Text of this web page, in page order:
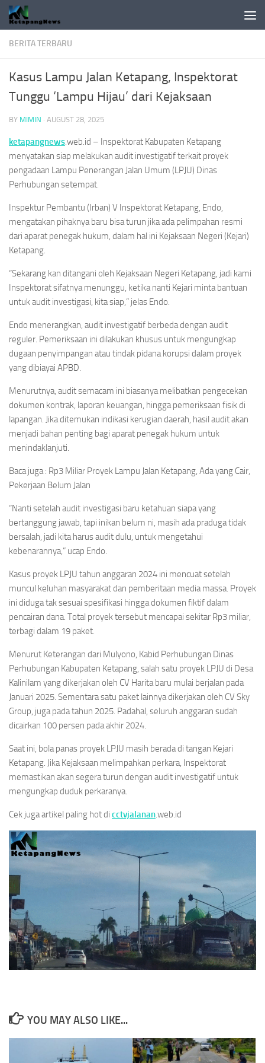
Skip to content
BERITA TERBARU
Kasus Lampu Jalan Ketapang, Inspektorat
Tunggu ‘Lampu Hijau’ dari Kejaksaan
BY MIMIN · AUGUST 28, 2025
ketapangnews.web.id – Inspektorat Kabupaten Ketapang
menyatakan siap melakukan audit investigatif terkait proyek
pengadaan Lampu Penerangan Jalan Umum (LPJU) Dinas
Perhubungan setempat.
Inspektur Pembantu (Irban) V Inspektorat Ketapang, Endo,
mengatakan pihaknya baru bisa turun jika ada pelimpahan resmi
dari aparat penegak hukum, dalam hal ini Kejaksaan Negeri (Kejari)
Ketapang.
“Sekarang kan ditangani oleh Kejaksaan Negeri Ketapang, jadi kami
Inspektorat sifatnya menunggu, ketika nanti Kejari minta bantuan
untuk audit investigasi, kita siap,” jelas Endo.
Endo menerangkan, audit investigatif berbeda dengan audit
reguler. Pemeriksaan ini dilakukan khusus untuk mengungkap
dugaan penyimpangan atau tindak pidana korupsi dalam proyek
yang dibiayai APBD.
Menurutnya, audit semacam ini biasanya melibatkan pengecekan
dokumen kontrak, laporan keuangan, hingga pemeriksaan fisik di
lapangan. Jika ditemukan indikasi kerugian daerah, hasil audit akan
menjadi bahan penting bagi aparat penegak hukum untuk
menindaklanjuti.
Baca juga : Rp3 Miliar Proyek Lampu Jalan Ketapang, Ada yang Cair,
Pekerjaan Belum Jalan
“Nanti setelah audit investigasi baru ketahuan siapa yang
bertanggung jawab, tapi inikan belum ni, masih ada praduga tidak
bersalah, jadi kita harus audit dulu, untuk mengetahui
kebenarannya,” ucap Endo.
Kasus proyek LPJU tahun anggaran 2024 ini mencuat setelah
muncul keluhan masyarakat dan pemberitaan media massa. Proyek
ini diduga tak sesuai spesifikasi hingga dokumen fiktif dalam
pencairan dana. Total proyek tersebut mencapai sekitar Rp3 miliar,
terbagi dalam 19 paket.
Menurut Keterangan dari Mulyono, Kabid Perhubungan Dinas
Perhubungan Kabupaten Ketapang, salah satu proyek LPJU di Desa
Kalinilam yang dikerjakan oleh CV Harita baru mulai berjalan pada
Januari 2025. Sementara satu paket lainnya dikerjakan oleh CV Sky
Group, juga pada tahun 2025. Padahal, seluruh anggaran sudah
dicairkan 100 persen pada akhir 2024.
Saat ini, bola panas proyek LPJU masih berada di tangan Kejari
Ketapang. Jika Kejaksaan melimpahkan perkara, Inspektorat
memastikan akan segera turun dengan audit investigatif untuk
mengungkap duduk perkaranya.
Cek juga artikel paling hot di cctvjalanan.web.id
YOU MAY ALSO LIKE...